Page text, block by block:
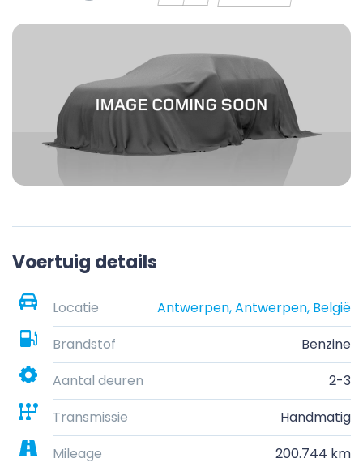
Voertuig details
Locatie
Antwerpen, Antwerpen, België
Brandstof
Benzine
Aantal deuren
2-3
Transmissie
Handmatig
Mileage
200.744 km